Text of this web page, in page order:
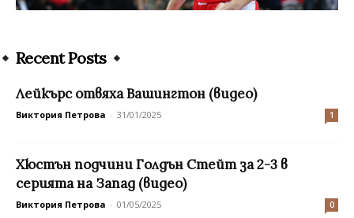
Recent Posts
Лейкърс отвяха Вашингтон (видео)
Виктория Петрова - 31/01/2025 1
Хюстън подчини Голдън Стейт за 2-3 в
серията на Запад (видео)
Виктория Петрова - 01/05/2025 0